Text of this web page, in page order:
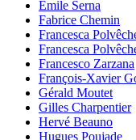
Emile Serna
Fabrice Chemin
Francesca
Francesca
Francesco Zarzana
François-Xavier
Gérald Moutet
Gilles Charpentier
Hervé Beauno
Hugues Poujade